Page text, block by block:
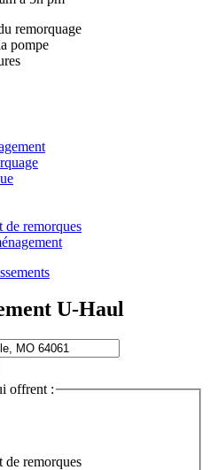
remorquage
pompe
de remorques
U-Haul
offrent :
de remorques